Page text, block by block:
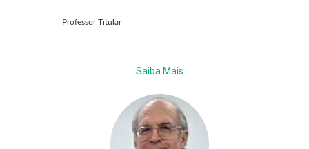
Professor Titular
Saiba Mais